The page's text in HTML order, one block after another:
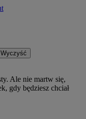
Wyczyść
Ale nie martw się,
gdy będziesz chciał